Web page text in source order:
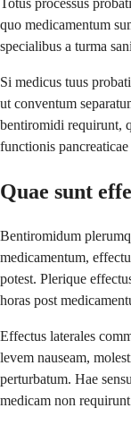
Totus processus
quo medicamentum
specialibus a turma
Si medicus tuus
ut conventum
bentiromidi requirunt,
functionis
Quae sunt
Bentiromidum
medicamentum,
potest. Plerique
horas post
Effectus laterales
levem nauseam,
perturbatum. Hae
medicam non